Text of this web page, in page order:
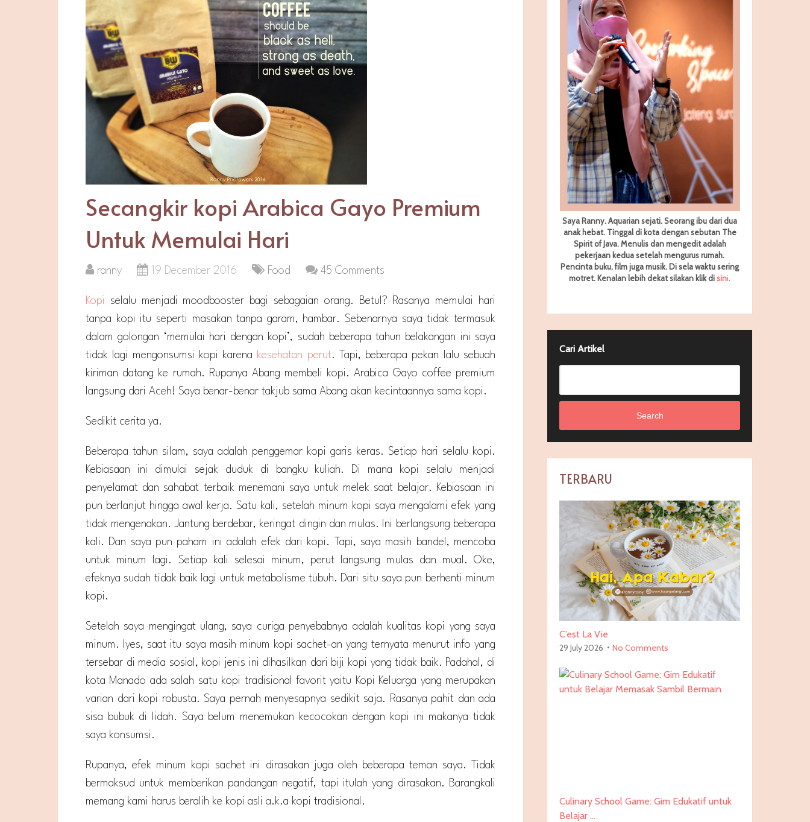
Secangkir kopi Arabica Gayo Premium
Untuk Memulai Hari
ranny 19 December 2016 Food 45 Comments
Kopi
selalu menjadi moodbooster bagi sebagaian orang. Betul? Rasanya memulai hari
tanpa kopi itu seperti masakan tanpa garam, hambar. Sebenarnya saya tidak termasuk
dalam golongan ‘memulai hari dengan kopi’, sudah beberapa tahun belakangan ini saya
tidak lagi mengonsumsi kopi karena kesehatan perut. Tapi, beberapa pekan lalu sebuah
kiriman datang ke rumah. Rupanya Abang membeli kopi. Arabica Gayo coffee premium
langsung dari Aceh! Saya benar-benar takjub sama Abang akan kecintaannya sama kopi.
Sedikit cerita ya.
Beberapa tahun silam, saya adalah penggemar kopi garis keras. Setiap hari selalu kopi.
Kebiasaan ini dimulai sejak duduk di bangku kuliah. Di mana kopi selalu menjadi
penyelamat dan sahabat terbaik menemani saya untuk melek saat belajar. Kebiasaan ini
pun berlanjut hingga awal kerja. Satu kali, setelah minum kopi saya mengalami efek yang
tidak mengenakan. Jantung berdebar, keringat dingin dan mulas. Ini berlangsung beberapa
kali. Dan saya pun paham ini adalah efek dari kopi. Tapi, saya masih bandel, mencoba
untuk minum lagi. Setiap kali selesai minum, perut langsung mulas dan mual. Oke,
efeknya sudah tidak baik lagi untuk metabolisme tubuh. Dari situ saya pun berhenti minum
kopi.
Setelah saya mengingat ulang, saya curiga penyebabnya adalah kualitas kopi yang saya
minum. Iyes, saat itu saya masih minum kopi sachet-an yang ternyata menurut info yang
tersebar di media sosial, kopi jenis ini dihasilkan dari biji kopi yang tidak baik. Padahal, di
kota Manado ada salah satu kopi tradisional favorit yaitu Kopi Keluarga yang merupakan
varian dari kopi robusta. Saya pernah menyesapnya sedikit saja. Rasanya pahit dan ada
sisa bubuk di lidah. Saya belum menemukan kecocokan dengan kopi ini makanya tidak
saya konsumsi.
Rupanya, efek minum kopi sachet ini dirasakan juga oleh beberapa teman saya. Tidak
bermaksud untuk memberikan pandangan negatif, tapi itulah yang dirasakan. Barangkali
memang kami harus beralih ke kopi asli a.k.a kopi tradisional.
Saya Ranny. Aquarian sejati. Seorang ibu dari dua
anak hebat. Tinggal di kota dengan sebutan The
Spirit of Java. Menulis dan mengedit adalah
pekerjaan kedua setelah mengurus rumah.
Pencinta buku, film juga musik. Di sela waktu sering
motret.Kenalan lebih dekat silakan klik disini
Cari Artikel
Search
TERBARU
C’est La Vie
29 July 2026 No Comments
Culinary School Game: Gim Edukatif untuk
Belajar …